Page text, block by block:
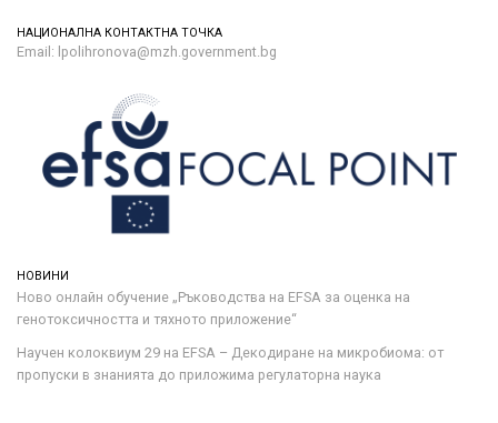
НАЦИОНАЛНА КОНТАКТНА ТОЧКА
Email: lpolihronova@mzh.government.bg
НОВИНИ
Ново онлайн обучение „Ръководства на ЕFSA за оценка на
генотоксичността и тяхното приложение“
Научен колоквиум 29 на EFSA – Декодиране на микробиома: от
пропуски в знанията до приложима регулаторна наука